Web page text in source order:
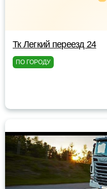
Тк Легкий переезд 24
ПО ГОРОДУ